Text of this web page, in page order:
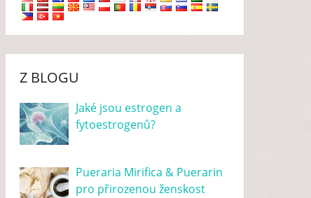
Z BLOGU
Jaké jsou estrogen a
fytoestrogenů?
Pueraria Mirifica & Puerarin
pro přirozenou ženskost